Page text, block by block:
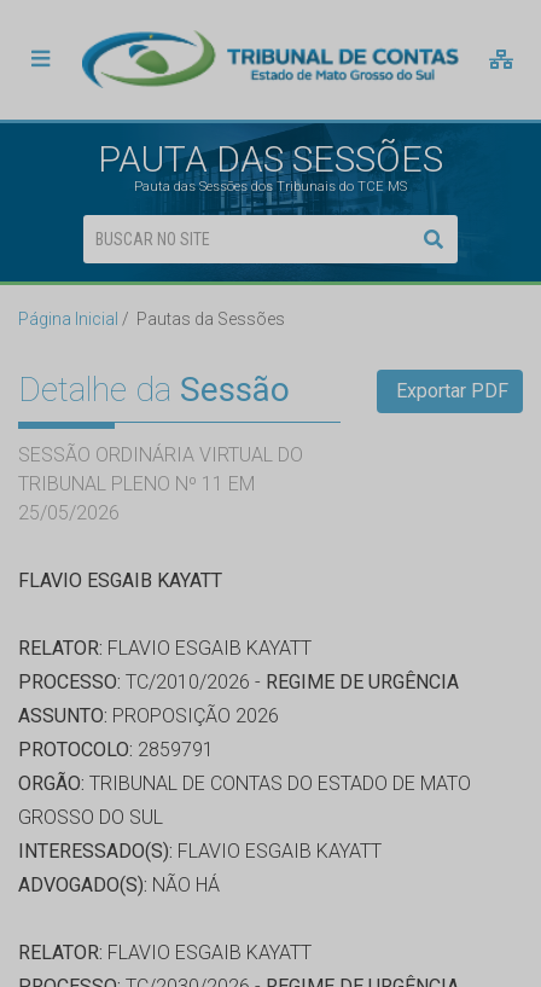
PAUTA DAS SESSÕES
Pauta das Sessões dos Tribunais do TCE MS
Página Inicial Pautas da Sessões
Detalhe da Sessão
SESSÃO ORDINÁRIA VIRTUAL DO
TRIBUNAL PLENO Nº 11 EM
25/05/2026
Exportar PDF
FLAVIO ESGAIB KAYATT
RELATOR: FLAVIO ESGAIB KAYATT
PROCESSO: TC/2010/2026 - REGIME DE URGÊNCIA
ASSUNTO: PROPOSIÇÃO 2026
PROTOCOLO: 2859791
ORGÃO: TRIBUNAL DE CONTAS DO ESTADO DE MATO
GROSSO DO SUL
INTERESSADO(S): FLAVIO ESGAIB KAYATT
ADVOGADO(S): NÃO HÁ
RELATOR: FLAVIO ESGAIB KAYATT